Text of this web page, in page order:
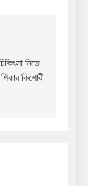
নিতে
কিশোরী